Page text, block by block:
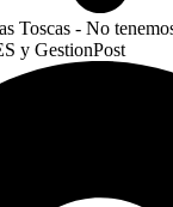
Toscas - No
y GestionPost